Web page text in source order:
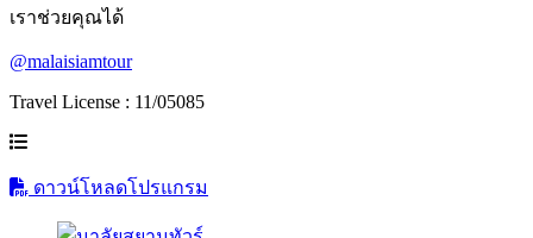
เราช่วยคุณได้
@malaisiamtour
Travel License : 11/05085
ดาวน์โหลดโปรแกรม